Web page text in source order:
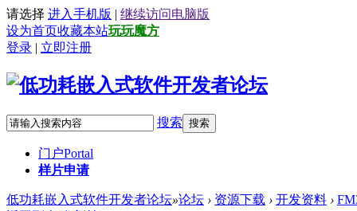
请选择 进入手机版 | 继续访问电脑版
设为首页收藏本站玩玩魔方
登录 | 立即注册
搜索 搜索
门户Portal
样片申请
低功耗嵌入式软件开发者论坛»论坛 › 资源下载 › 开发资料 ›